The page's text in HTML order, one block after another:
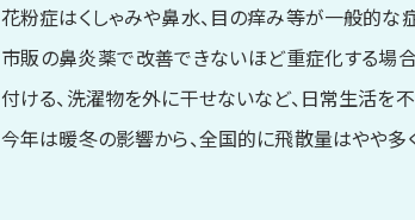
花粉症はくしゃみや鼻水、目の痒み等が一般的な
市販の鼻炎薬で改善できないほど重症化する場
付ける、洗濯物を外に干せないなど、日常生活を
今年は暖冬の影響から、全国的に飛散量はやや多